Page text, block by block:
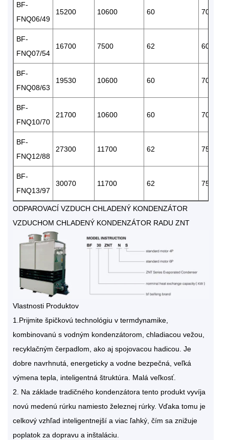
BF-
FNQ06/49
15200 10600 60 700 x 1
BF-
FNQ07/54
16700 7500 62 600 x 1
BF-
FNQ08/63
19530 10600 60 700 x 1
BF-
FNQ10/70
21700 10600 60 700 x 1
BF-
FNQ12/88
27300 11700 62 750 x 1
BF-
FNQ13/97
30070 11700 62 750 x 1
ODPAROVACÍ VZDUCH CHLADENÝ KONDENZÁTOR
VZDUCHOM CHLADENÝ KONDENZÁTOR RADU ZNT
Vlastnosti Produktov
1.Prijmite špičkovú technológiu v termdynamike,
kombinovanú s vodným kondenzátorom, chladiacou vežou,
recyklačným čerpadlom, ako aj spojovacou hadicou. Je
dobre navrhnutá, energeticky a vodne bezpečná, veľká
výmena tepla, inteligentná štruktúra. Malá veľkosť.
2. Na základe tradičného kondenzátora tento produkt vyvíja
novú medenú rúrku namiesto železnej rúrky. Vďaka tomu je
celkový vzhľad inteligentnejší a viac ľahký, čím sa znižuje
poplatok za dopravu a inštaláciu.